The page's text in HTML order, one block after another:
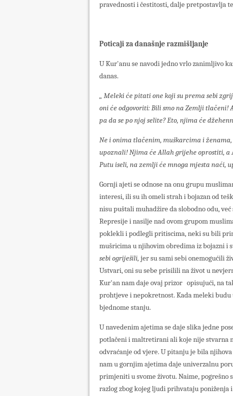
pravednosti i čestitosti, dalje pretpostavlja
Poticaji za današnje razmišljanje
U Kur'anu se navodi jedno vrlo zanimljivo
danas.
„ Meleki će pitati one koji su prema sebi
oni će odgovoriti: Bili smo na Zemlji
pa da se po njoj selite? Eto, njima će
Ne i onima tlačenim, muškarcima i
upoznali! Njima će Allah grijehe oprostiti, a
Putu iseli, na zemlji će mnoga mjesta naći,
Gornji ajeti se odnose na onu grupu
interesi, ili su ih omeli strah i bojazan od
nisu puštali muhadžire da slobodno odu,
Represije i nasilje nad ovom grupom
poklekli i podlegli pritiscima, neki su bili
mušricima u njihovim obredima iz bojazni i
sebi ogriješili, jer su sami sebi onemogućili
Ustvari, oni su sebe prisilili na život u
Kur'an nam daje ovaj prizor opisujući, na
prohtjeve i nepokretnost. Kada meleki
bjednome stanju.
U navedenim ajetima se daje slika jedne
potlačeni i maltretirani ali koje nije stvarna
odvraćanje od vjere. U pitanju je bila
nam u gornjim ajetima daje univerzalnu
primjeniti u svome životu. Naime, pogrešno
razlog zbog kojeg ljudi prihvataju poniženja